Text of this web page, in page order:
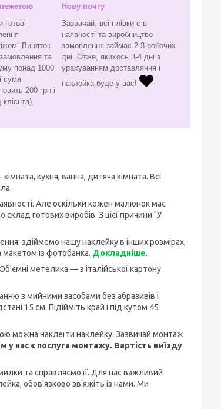
Виняток
та
понад 1000
сума
200 грн і
Нову почту
Зазвичай, всі плівки є в
наявності та виробництво
замовлення займає 2-3 робочих
дні. Отже, якихось 3-4 дні з
урахуванням доставляння і
наклейка буде у вас!
кухня, ванна, дитяча кімната. Всі
Але оскільки кожен малюнок має
готових виробів. З цієї причини "У
здіймемо нашу наклейку в інших розмірах,
із фотобанка. Докладніше.
метелика — з італійської картону
з мийними засобами без абразивів і
15 см. Підійміть край і під кутом 45
можна наклеїти наклейку. Зазвичай монтаж
у нас є послуга монтажу. Вартість виїзду
та справляємо її. Для нас важливий
обов'язково зв'яжіть із нами. Ми